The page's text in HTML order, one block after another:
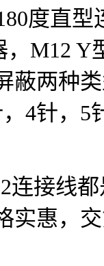
度直
M12 Y
蔽两种
4针，5
连接线
实惠，